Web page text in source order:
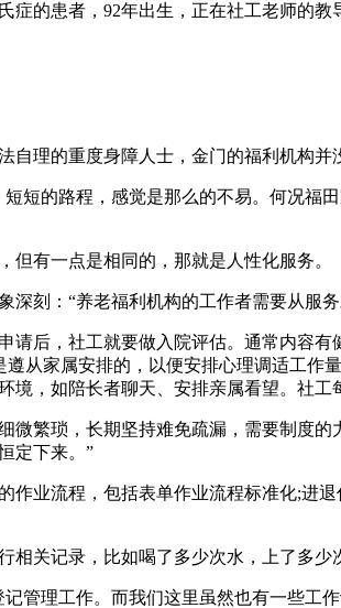
的患者，92年出生，正在社工老师的
理的重度身障人士，金门的福利机构并
短的路程，感觉是那么的不易。何况福
有一点是相同的，那就是人性化服务。
刻：“养老福利机构的工作者需要从服
后，社工就要做入院评估。通常内容
从家属安排的，以便安排心理调适工作
，如陪长者聊天、安排亲属看望。社工
繁琐，长期坚持难免疏漏，需要制度
定下来。”
业流程，包括表单作业流程标准化;进
关记录，比如喝了多少次水，上了多少
管理工作。而我们这里虽然也有一些工